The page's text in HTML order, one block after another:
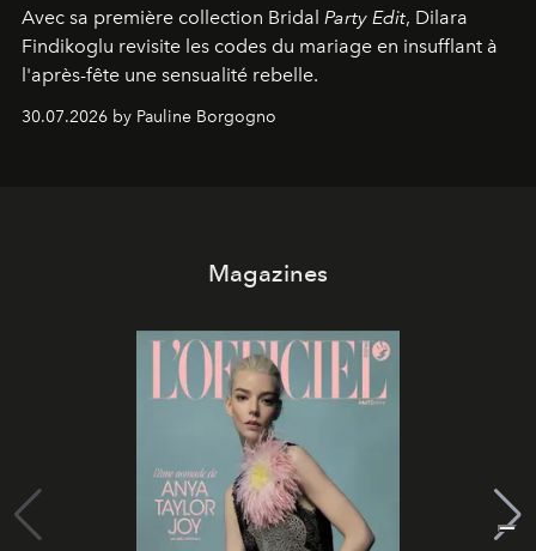
Avec sa première collection Bridal Party Edit, Dilara
Findikoglu revisite les codes du mariage en insufflant à
l'après-fête une sensualité rebelle.
30.07.2026 by Pauline Borgogno
Magazines